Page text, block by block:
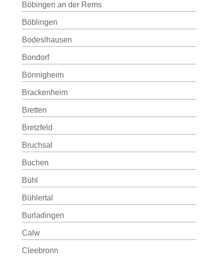
Böbingen an der Rems
Böblingen
Bodeslhausen
Bondorf
Bönnigheim
Brackenheim
Bretten
Bretzfeld
Bruchsal
Buchen
Bühl
Bühlertal
Burladingen
Calw
Cleebronn